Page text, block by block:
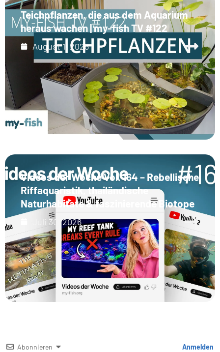
Teichpflanzen, die aus dem Aquarium
heraus wachen | my-fish TV #122
August 1, 2026
Videos der Woche Vol. 164 – Rebellische
Riffaquaristik, thailändische
Naturhabitate & faszinierende Biotope
Juli 30, 2026
Abonnieren Anmelden